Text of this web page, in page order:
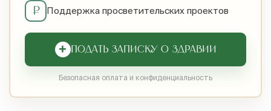
₽ Поддержка просветительских проектов
+ ПОДАТЬ ЗАПИСКУ О ЗДРАВИИ
Безопасная оплата и конфиденциальность